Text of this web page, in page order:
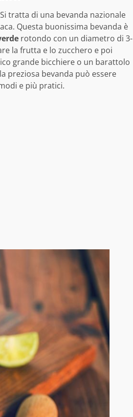
tratta di una bevanda nazionale
Questa buonissima bevanda è
rotondo con un diametro di 3-
la frutta e lo zucchero e poi
grande bicchiere o un barattolo
preziosa bevanda può essere
e più pratici.